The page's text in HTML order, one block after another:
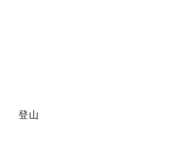
登山